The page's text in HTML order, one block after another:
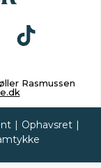
Rasmussen
| Ophavsret |